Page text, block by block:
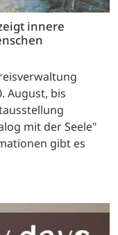
innere
August, bis
mit der Seele"
gibt es